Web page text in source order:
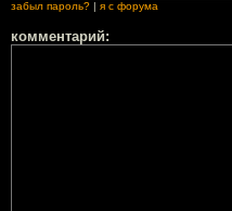
забыл пароль? я с форума
комментарий: